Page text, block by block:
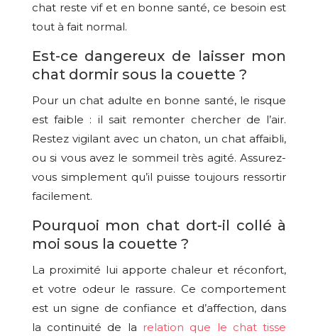
chat reste vif et en bonne santé, ce besoin est
tout à fait normal.
Est-ce dangereux de laisser mon
chat dormir sous la couette ?
Pour un chat adulte en bonne santé, le risque
est faible : il sait remonter chercher de l’air.
Restez vigilant avec un chaton, un chat affaibli,
ou si vous avez le sommeil très agité. Assurez-
vous simplement qu’il puisse toujours ressortir
facilement.
Pourquoi mon chat dort-il collé à
moi sous la couette ?
La proximité lui apporte chaleur et réconfort,
et votre odeur le rassure. Ce comportement
est un signe de confiance et d’affection, dans
la continuité de la relation que le chat tisse